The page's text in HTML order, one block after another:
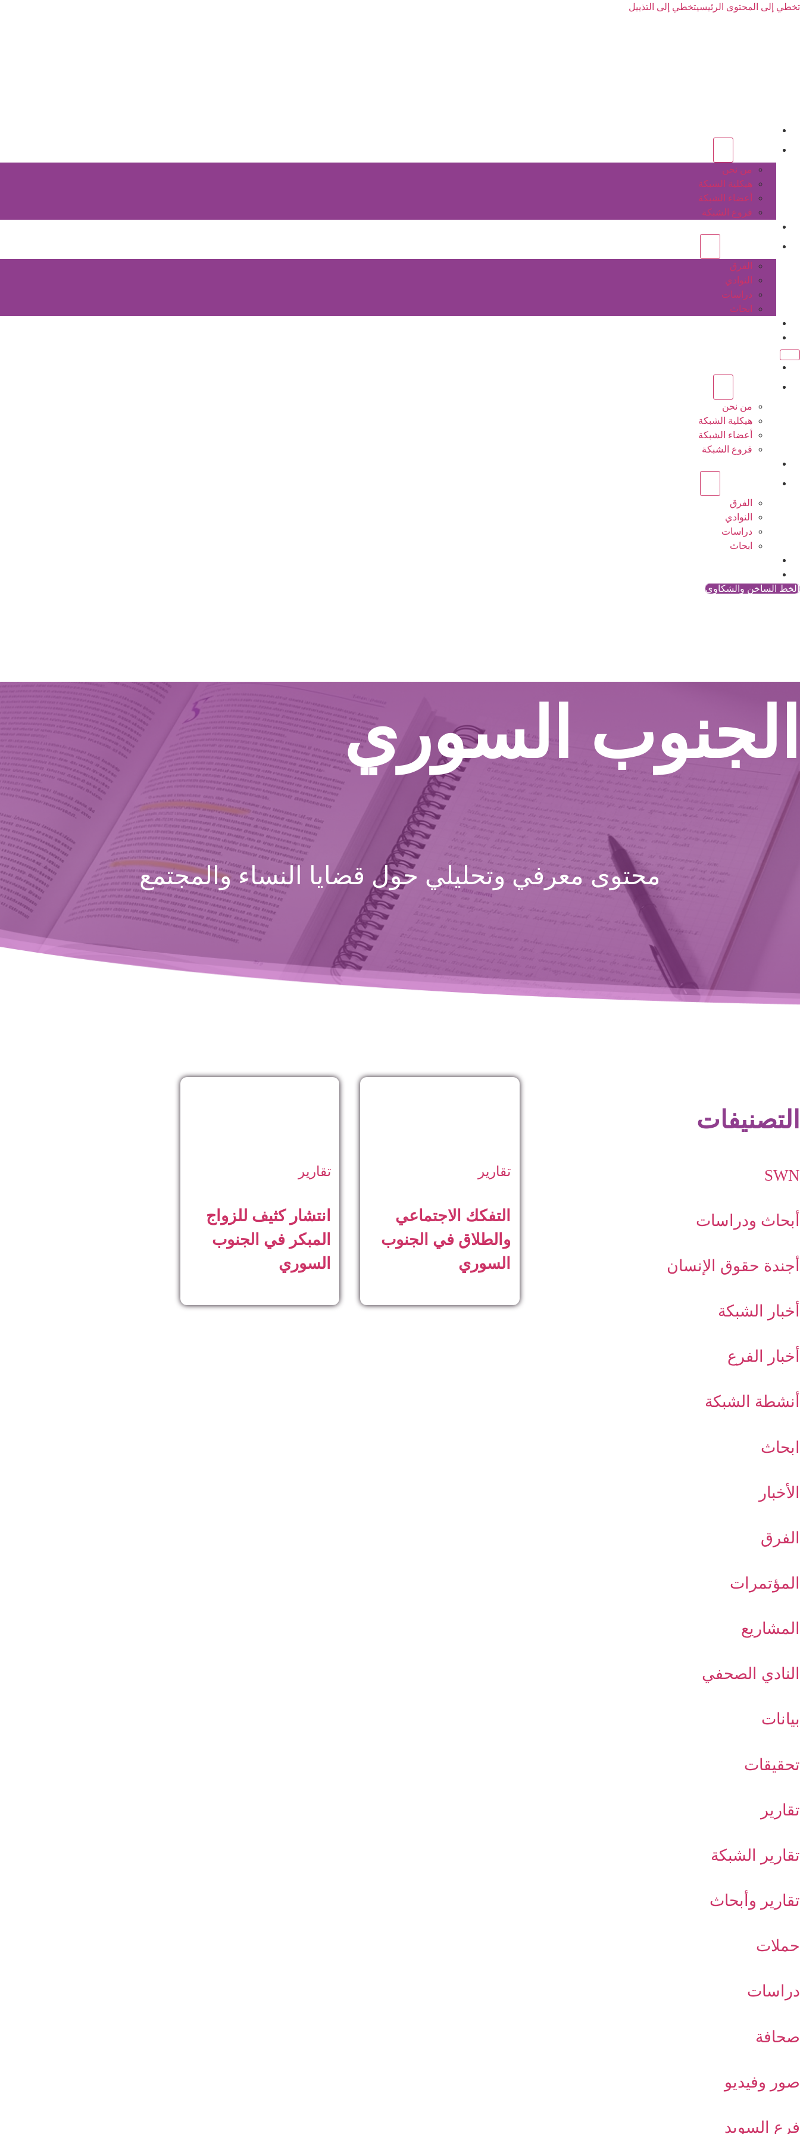
تخطي إلى المحتوى الرئيسيتخطي إلى التذييل
من نحن
هيكلية الشبكة
أعضاء الشبكة
فروع الشبكة
الفرق
النوادي
دراسات
ابحاث
من نحن
هيكلية الشبكة
أعضاء الشبكة
فروع الشبكة
الفرق
النوادي
دراسات
ابحاث
الخط الساخن والشكاوي
الجنوب السوري
محتوى معرفي وتحليلي حول قضايا النساء والمجتمع
التصنيفات
SWN
أبحاث ودراسات
أجندة حقوق الإنسان
أخبار الشبكة
أخبار الفرع
أنشطة الشبكة
ابحاث
الأخبار
الفرق
المؤتمرات
المشاريع
النادي الصحفي
بيانات
تحقيقات
تقارير
تقارير الشبكة
تقارير وأبحاث
حملات
دراسات
صحافة
صور وفيديو
فرع السويد
تقارير
التفكك الاجتماعي
والطلاق في الجنوب
السوري
تقارير
انتشار كثيف للزواج
المبكر في الجنوب
السوري